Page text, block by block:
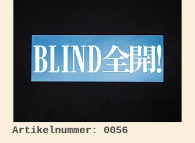
Artikelnummer: 0056